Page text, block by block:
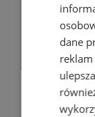
dane